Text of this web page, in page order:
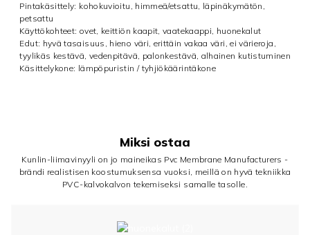
Pintakäsittely: kohokuvioitu, himmeä/etsattu, läpinäkymätön,
petsattu
Käyttökohteet: ovet, keittiön kaapit, vaatekaappi, huonekalut
Edut: hyvä tasaisuus, hieno väri, erittäin vakaa väri, ei värieroja,
tyylikäs kestävä, vedenpitävä, palonkestävä, alhainen kutistuminen
Käsittelykone: lämpöpuristin / tyhjiökäärintäkone
Miksi ostaa
Kunlin-liimavinyyli on jo maineikas Pvc Membrane Manufacturers -
brändi realistisen koostumuksensa vuoksi, meillä on hyvä tekniikka
PVC-kalvokalvon tekemiseksi samalle tasolle.